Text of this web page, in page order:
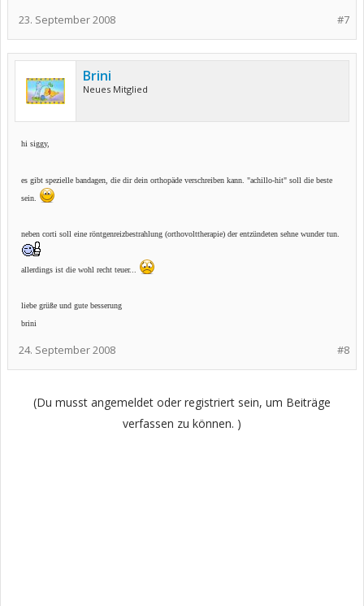
#7
23. September 2008
Brini
Neues Mitglied
hi siggy,
es gibt spezielle bandagen, die dir dein orthopäde verschreiben kann. "achillo-hit" soll die beste
sein.
neben corti soll eine röntgenreizbestrahlung (orthovolttherapie) der entzündeten sehne wunder tun.
allerdings ist die wohl recht teuer...
liebe grüße und gute besserung
brini
#8
24. September 2008
(Du musst angemeldet oder registriert sein, um Beiträge
verfassen zu können. )